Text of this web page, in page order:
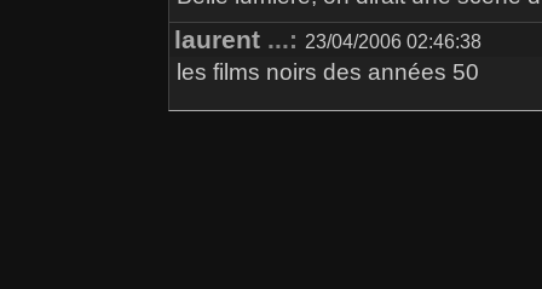
laurent ...: 23/04/2006 02:46:38
les films noirs des années 50